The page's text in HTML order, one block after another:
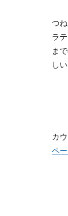
つ
ラ
ま
し
カ
ペ